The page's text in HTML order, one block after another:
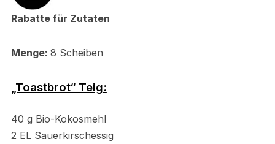
Rabatte für Zutaten
Menge: 8 Scheiben
„Toastbrot“ Teig:
40 g Bio-Kokosmehl
2 EL Sauerkirschessig